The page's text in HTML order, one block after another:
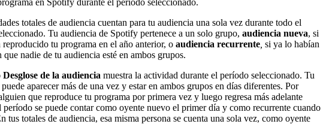
en Spotify durante el período seleccionado.
totales de audiencia cuentan para tu audiencia una sola vez durante todo el
Tu audiencia de Spotify pertenece a un solo grupo, audiencia nueva, si
reproducido tu programa en el año anterior, o audiencia recurrente si ya lo habían
que nadie de tu audiencia esté en ambos grupos.
Desglose de la audiencia muestra la actividad durante el período seleccionado. Tu
aparecer más de una vez y estar en ambos grupos en días diferentes. Por
que reproduce tu programa por primera vez y luego regresa más adelante
período se puede contar como oyente nuevo el primer día y como recurrente cuando
tus totales de audiencia, esa misma persona se cuenta una sola vez, como oyente